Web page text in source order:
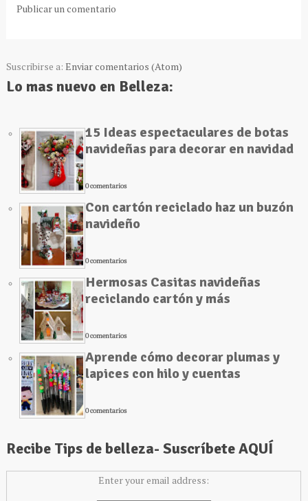
Publicar un comentario
Suscribirse a: Enviar comentarios (Atom)
Lo mas nuevo en Belleza:
15 Ideas espectaculares de botas
navideñas para decorar en navidad
0 comentarios
Con cartón reciclado haz un buzón
navideño
0 comentarios
Hermosas Casitas navideñas
reciclando cartón y más
0 comentarios
Aprende cómo decorar plumas y
lapices con hilo y cuentas
0 comentarios
Recibe Tips de belleza- Suscríbete AQUÍ
Enter your email address: